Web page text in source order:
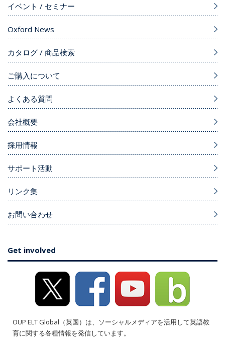
イベント / セミナー
Oxford News
カタログ / 商品検索
ご購入について
よくある質問
会社概要
採用情報
サポート活動
リンク集
お問い合わせ
Get involved
OUP ELT Global（英国）は、ソーシャルメディアを活用して英語教
育に関する各種情報を発信しています。